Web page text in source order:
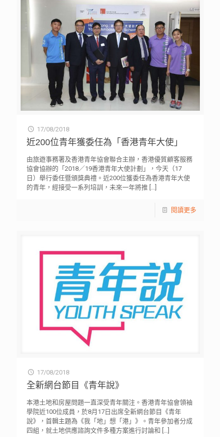
17/08/2018
近200位青年獲委任為「香港青年大使」
由旅遊事務署及香港青年協會聯合主辦，香港優質顧客服務
協會協辦的「2018／19香港青年大使計劃」，今天（17
日）舉行委任暨頒獎典禮。近200位獲委任為香港青年大使
的青年，經接受一系列培訓，未來一年將推 […]
閱讀更多
17/08/2018
全新網台節目《青年說》
本港土地和房屋問題一直深受青年關注。香港青年協會領袖
學院近100位成員，於8月17日出席全新網台節目《青年
說》，首輯主題為《我「地」想「港」》。青年參加者分成
四組，就土地供應諮詢文件多種方案進行討論和 […]